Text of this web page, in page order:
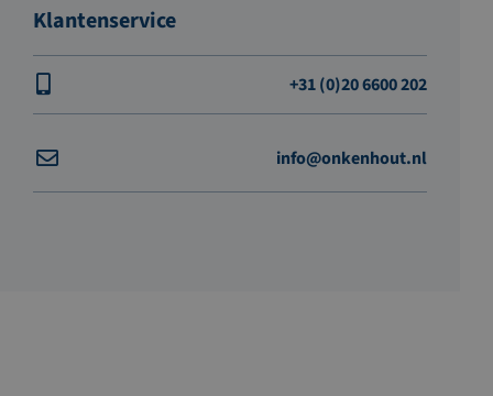
Klantenservice
+31 (0)20 6600 202
info@onkenhout.nl